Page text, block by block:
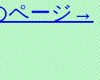
ページ→